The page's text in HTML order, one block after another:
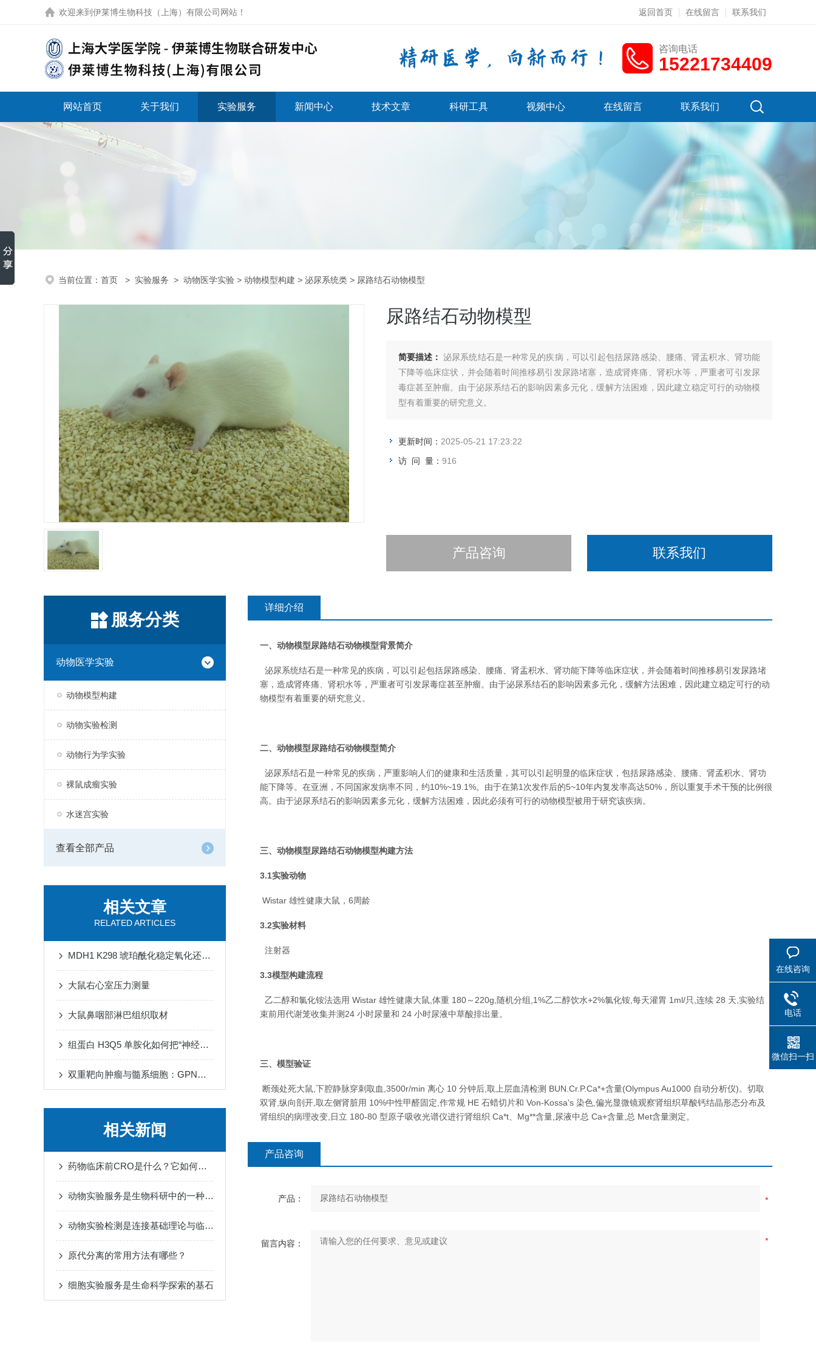
欢迎来到 伊莱博生物科技（上海）有限公司网站 ！ 返回首页 在线留言 联系我们
咨询电话
15221734409
网站首页 关于我们 实验服务 新闻中心 技术文章 科研工具 视频中心 在线留言 联系我们
当前位置： 首页 > 实验服务 > 动物医学实验 > 动物模型构建 > 泌尿系统类 > 尿路结石动物模型
尿路结石动物模型
简要描述： 泌尿系统结石是一种常见的疾病，可以引起包括尿路感染、腰痛、肾盂积水、肾功能
下降等临床症状，并会随着时间推移易引发尿路堵塞，造成肾疼痛、肾积水等，严重者可引发尿
毒症甚至肿瘤。由于泌尿系结石的影响因素多元化，缓解方法困难，因此建立稳定可行的动物模
型有着重要的研究意义。
更新时间： 2025-05-21 17:23:22
访 问 量： 916
产品咨询 联系我们
服务分类
动物医学实验
动物模型构建
动物实验检测
动物行为学实验
裸鼠成瘤实验
水迷宫实验
查看全部产品
相关文章
RELATED ARTICLES
MDH1 K298 琥珀酰化稳定氧化还原稳态对抗缺血再灌注损伤心肌铁死亡
大鼠右心室压力测量
大鼠鼻咽部淋巴组织取材
组蛋白 H3Q5 单胺化如何把“神经递质波动”转译为“染色质节律”
双重靶向肿瘤与髓系细胞：GPNMB CAR-T 细胞重塑免疫微环境
相关新闻
药物临床前CRO是什么？它如何帮助新药从实验室走向人体试验？
动物实验服务是生物科研中的一种重要工作方式
动物实验检测是连接基础理论与临床应用的重要桥梁
原代分离的常用方法有哪些？
细胞实验服务是生命科学探索的基石
详细介绍
一、动物模型尿路结石动物模型背景简介
泌尿系统结石是一种常见的疾病，可以引起包括尿路感染、腰痛、肾盂积水、肾功能下降等临床症状，并会随着时间推移易引发尿路堵
塞，造成肾疼痛、肾积水等，严重者可引发尿毒症甚至肿瘤。由于泌尿系结石的影响因素多元化，缓解方法困难，因此建立稳定可行的动
物模型有着重要的研究意义。
二、动物模型尿路结石动物模型简介
泌尿系结石是一种常见的疾病，严重影响人们的健康和生活质量，其可以引起明显的临床症状，包括尿路感染、腰痛、肾孟积水、肾功
能下降等。在亚洲，不同国家发病率不同，约10%~19.1%。由于在第1次发作后的5~10年内复发率高达50%，所以重复手术干预的比例很
高。由于泌尿系结石的影响因素多元化，缓解方法困难，因此必须有可行的动物模型被用于研究该疾病。
三、动物模型尿路结石动物模型构建方法
3.1实验动物
Wistar 雄性健康大鼠，6周龄
3.2实验材料
注射器
3.3模型构建流程
乙二醇和氯化铵法选用 Wistar 雄性健康大鼠,体重 180～220g,随机分组,1%乙二醇饮水+2%氯化铵,每天灌胃 1ml/只,连续 28 天,实验结
束前用代谢笼收集并测24 小时尿量和 24 小时尿液中草酸排出量。
三、模型验证
断颈处死大鼠,下腔静脉穿刺取血,3500r/min 离心 10 分钟后,取上层血清检测 BUN.Cr.P.Ca*+含量(Olympus Au1000 自动分析仪)。切取
双肾,纵向剖开,取左侧肾脏用 10%中性甲醛固定,作常规 HE 石蜡切片和 Von-Kossa's 染色,偏光显微镜观察肾组织草酸钙结晶形态分布及
肾组织的病理改变,日立 180-80 型原子吸收光谱仪进行肾组织 Ca*t、Mg**含量,尿液中总 Ca+含量,总 Met含量测定。
产品咨询
产品：
留言内容：
在线咨询
电话
微信扫一扫